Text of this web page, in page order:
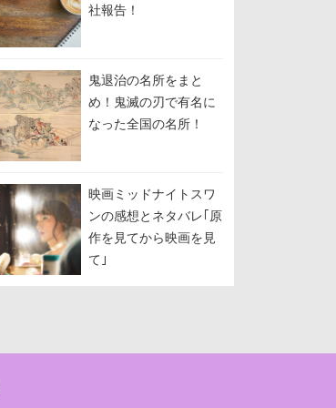
社報告！
鬼退治の名所をまと
め！鬼滅の刃で有名に
なった全国の名所！
映画ミッドナイトスワ
ンの感想とネタバレ｢原
作を見てから映画を見
て｣